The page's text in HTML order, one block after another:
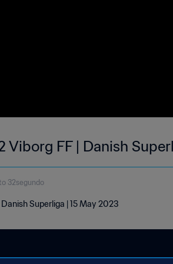
Viborg FF | Danish
32segundo
Superliga | 15 May 2023